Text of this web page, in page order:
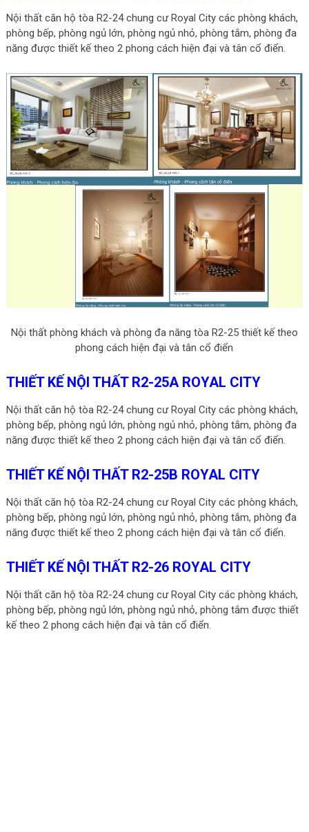
Nội thất căn hộ tòa R2-24 chung cư Royal City các phòng khách,
phòng bếp, phòng ngủ lớn, phòng ngủ nhỏ, phòng tắm, phòng đa
năng được thiết kế theo 2 phong cách hiện đại và tân cổ điển.
Nội thất phòng khách và phòng đa năng tòa R2-25 thiết kế theo
phong cách hiện đại và tân cổ điển
THIẾT KẾ NỘI THẤT R2-25A ROYAL CITY
Nội thất căn hộ tòa R2-24 chung cư Royal City các phòng khách,
phòng bếp, phòng ngủ lớn, phòng ngủ nhỏ, phòng tắm, phòng đa
năng được thiết kế theo 2 phong cách hiện đại và tân cổ điển.
THIẾT KẾ NỘI THẤT R2-25B ROYAL CITY
Nội thất căn hộ tòa R2-24 chung cư Royal City các phòng khách,
phòng bếp, phòng ngủ lớn, phòng ngủ nhỏ, phòng tắm, phòng đa
năng được thiết kế theo 2 phong cách hiện đại và tân cổ điển.
THIẾT KẾ NỘI THẤT R2-26 ROYAL CITY
Nội thất căn hộ tòa R2-24 chung cư Royal City các phòng khách,
phòng bếp, phòng ngủ lớn, phòng ngủ nhỏ, phòng tắm được thiết
kế theo 2 phong cách hiện đại và tân cổ điển.